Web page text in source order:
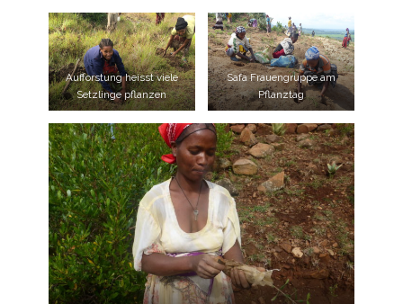
Aufforstung heisst viele
Setzlinge pflanzen
Safa Frauengruppe am
Pflanztag